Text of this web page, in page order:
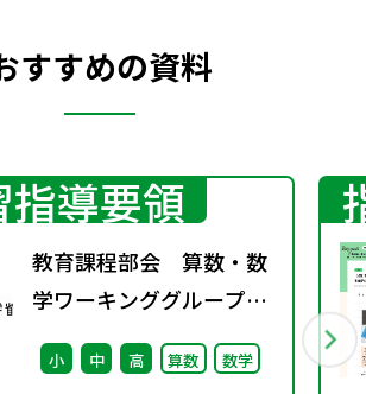
すすめの資料
指導要領
教育課程部会 算数・数
学ワーキンググループ
（第1回） 配付資料
小 中 高 算数 数学